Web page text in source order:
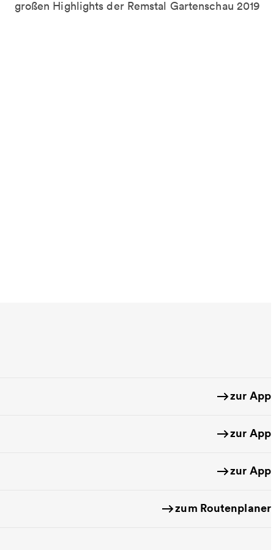
großen Highlights der Remstal Gartenschau 2019
zur App
zur App
zur App
zum Routenplaner